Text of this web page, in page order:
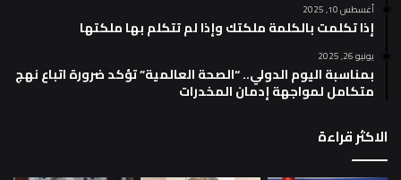
أغسطس 10, 2025
إذا تكلمت بالكلمة ملكتك وإذا لم تتكلم بها ملكتها
يونيو 26, 2025
بمناسبة اليوم الدولي.. “الصحة العالمية” تؤكد ضرورة اتباع نهج
متكامل لمواجهة إدمان المخدرات
الاكثر قراءة